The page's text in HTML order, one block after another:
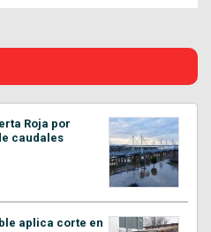
Roja por
caudales
aplica corte en